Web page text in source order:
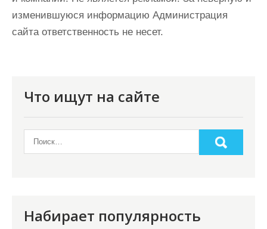
изменившуюся информацию Администрация
сайта ответственность не несет.
Что ищут на сайте
Набирает популярность